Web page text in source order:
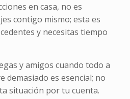
en casa, no es
contigo mismo; esta es
y necesitas tiempo
y amigos cuando todo a
demasiado es esencial; no
situación por tu cuenta.